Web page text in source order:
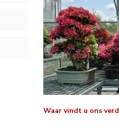
Waar vindt u ons